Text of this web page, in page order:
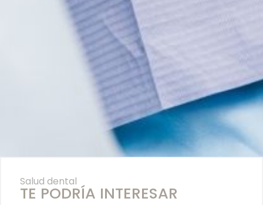
Salud dental
TE PODRÍA INTERESAR